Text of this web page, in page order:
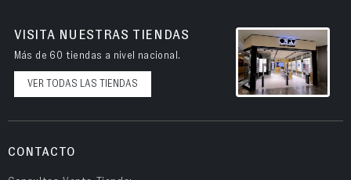
VISITA NUESTRAS TIENDAS
Más de 60 tiendas a nivel nacional.
VER TODAS LAS TIENDAS
CONTACTO